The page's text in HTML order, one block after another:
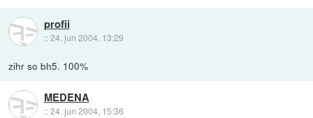
profii
::24. jun 2004, 13:29
zihr so bh5. 100%
MEDENA
::24. jun 2004, 15:36